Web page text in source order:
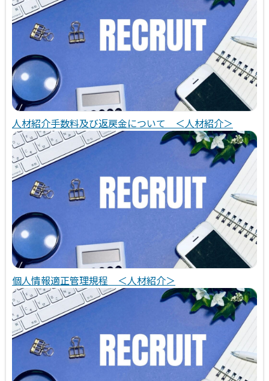
人材紹介手数料及び返戻金について ＜人材紹介＞
個人情報適正管理規程 ＜人材紹介＞